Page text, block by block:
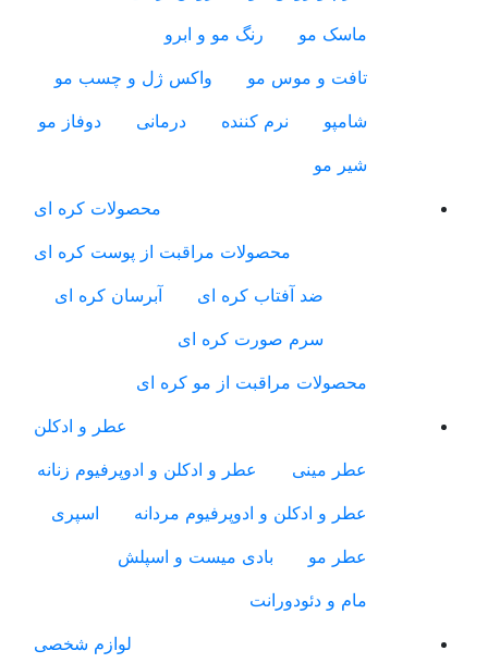
ماسک مو
رنگ مو و ابرو
تافت و موس مو
واکس ژل و چسب مو
شامپو
نرم کننده درمانی
دوفاز مو
شیر مو
محصولات کره ای
محصولات مراقبت از پوست کره ای
ضد آفتاب کره ای
آبرسان کره ای
سرم صورت کره ای
محصولات مراقبت از مو کره ای
عطر و ادکلن
عطر مینی
عطر و ادکلن و ادوپرفیوم زنانه
عطر و ادکلن و ادوپرفیوم مردانه
اسپری
عطر مو
بادی میست و اسپلش
مام و دئودورانت
لوازم شخصی